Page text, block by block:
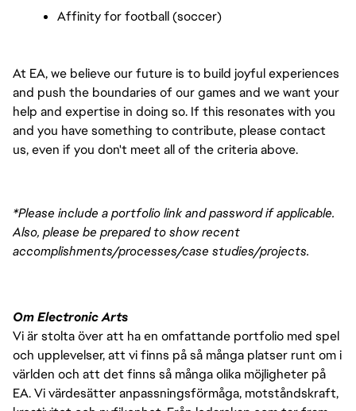
Affinity for football (soccer)
At EA, we believe our future is to build joyful experiences
and push the boundaries of our games and we want your
help and expertise in doing so. If this resonates with you
and you have something to contribute, please contact
us, even if you don't meet all of the criteria above.
*Please include a portfolio link and password if applicable.
Also, please be prepared to show recent
accomplishments/processes/case studies/projects.
Om Electronic Arts
Vi är stolta över att ha en omfattande portfolio med spel
och upplevelser, att vi finns på så många platser runt om i
världen och att det finns så många olika möjligheter på
EA. Vi värdesätter anpassningsförmåga, motståndskraft,